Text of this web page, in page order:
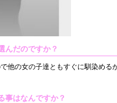
んだのですか？
他の女の子達ともすぐに馴染める
事はなんですか？